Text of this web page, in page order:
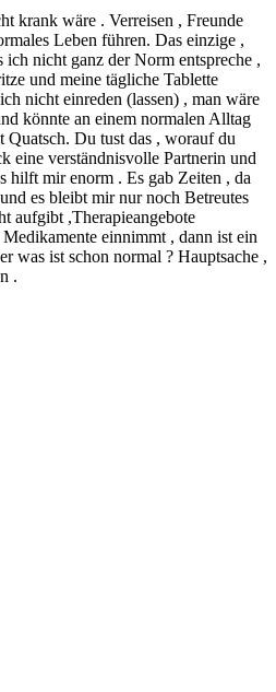
krank wäre . Verreisen , Freunde
Leben führen. Das einzige ,
ich nicht ganz der Norm entspreche ,
und meine tägliche Tablette
nicht einreden (lassen) , man wäre
könnte an einem normalen Alltag
Quatsch. Du tust das , worauf du
eine verständnisvolle Partnerin und
hilft mir enorm . Es gab Zeiten , da
es bleibt mir nur noch Betreutes
aufgibt ,Therapieangebote
einnimmt , dann ist ein
was ist schon normal ? Hauptsache ,
.